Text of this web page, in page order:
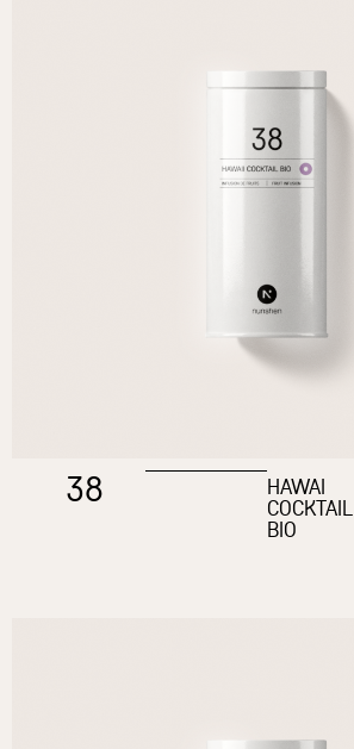
38 HAWAI
COCKTAIL
BIO